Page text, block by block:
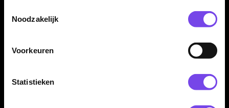
Noodzakelijk
Voorkeuren
Statistieken